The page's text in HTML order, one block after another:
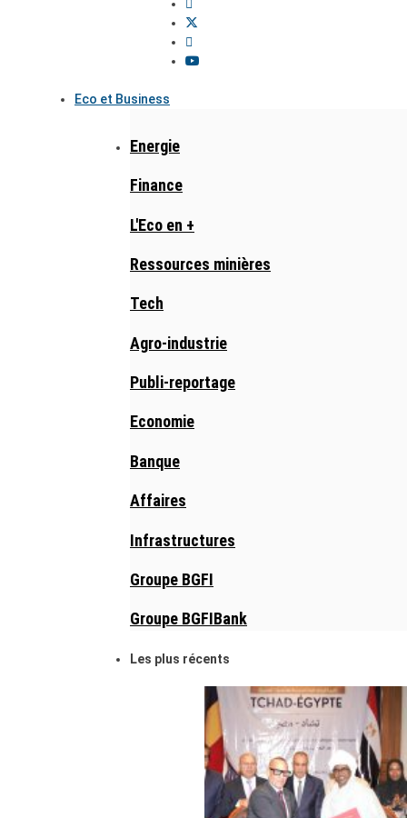
Eco et Business
Energie
Finance
L'Eco en +
Ressources minières
Tech
Agro-industrie
Publi-reportage
Economie
Banque
Affaires
Infrastructures
Groupe BGFI
Groupe BGFIBank
Les plus récents